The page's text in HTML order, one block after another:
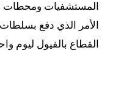
المستشفيات ومحطات
الأمر الذي دفع بسلطات
القطاع بالفيول ليوم